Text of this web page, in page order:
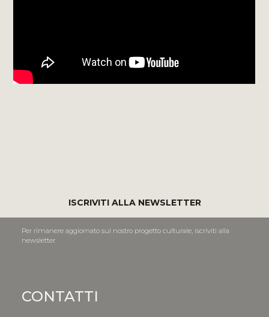
ISCRIVITI ALLA NEWSLETTER
Per rimanere aggiornato sul nostro progetto culturale, iscriviti alla
newsletter.
CONTATTI